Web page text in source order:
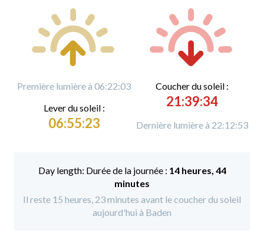
Première lumière à 06:22:03
Lever du soleil :
06:55:23
Coucher du soleil :
21:39:34
Dernière lumière à 22:12:53
Durée de la journée : 14 heures, 44
minutes
Il reste 15 heures, 23 minutes avant le coucher du soleil
aujourd'hui à Baden